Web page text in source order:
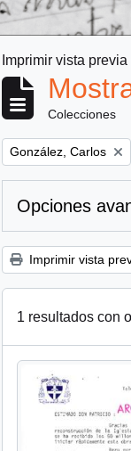
Imprimir vista previa
Colecciones
Remove filter:
González, Carlos
Opciones
Imprimir vista
1 resultados con